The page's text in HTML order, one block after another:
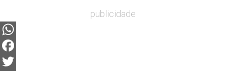
publicidade
WhatsApp
Facebook